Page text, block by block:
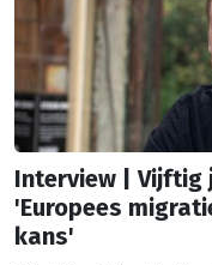
naar anderen
ander."
Interview | Vijftig
'Europees
kans'